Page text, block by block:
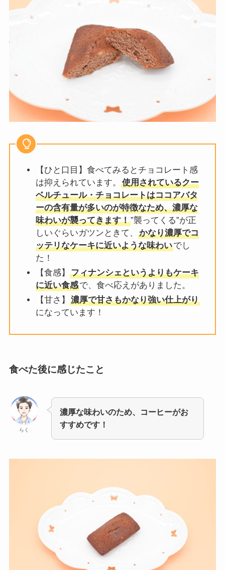
【ひと口目】食べてみるとチョコレート感
は抑えられています。
使用されているクー
ベルチュール・チョコレートはココアバタ
ーの含有量が多いのが特徴なため、濃厚な
味わいが襲ってきます！”襲ってくる”が正
しいぐらいガツンときて、
かなり濃厚でコ
ッテリなケーキに近いような味わいでし
た！
【食感】
フィナンシェというよりもケーキ
に近い食感で、食べ応えがありました。
【甘さ】
濃厚で甘さもかなり強い仕上がり
になっています！
食べた後に感じたこと
らく
濃厚な味わいのため、コーヒーがお
すすめです！